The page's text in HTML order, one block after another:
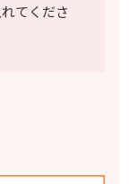
てくださ